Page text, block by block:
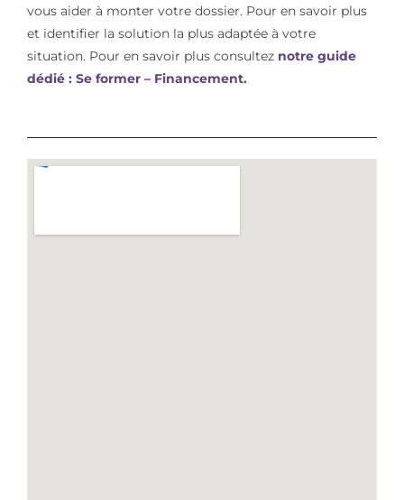
vous aider à monter votre dossier. Pour en savoir plus
et identifier la solution la plus adaptée à votre
situation. Pour en savoir plus consulteznotre guide
dédié : Se former – Financement.